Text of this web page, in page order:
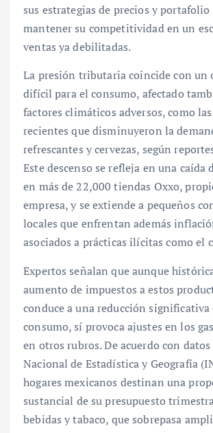
sus estrategias de precios y portafolio
mantener su competitividad en un
ventas ya debilitadas.
La presión tributaria coincide con un
difícil para el consumo, afectado
factores climáticos adversos, como
recientes que disminuyeron la
refrescantes y cervezas, según
Este descenso se refleja en una caída
en más de 22,000 tiendas Oxxo,
empresa, y se extiende a pequeños
locales que enfrentan además
asociados a prácticas ilícitas como el
Expertos señalan que aunque
aumento de impuestos a estos
conduce a una reducción significativa
consumo, sí provoca ajustes en los
en otros rubros. De acuerdo con
Nacional de Estadística y Geografía
hogares mexicanos destinan una
sustancial de su presupuesto
bebidas y tabaco, que sobrepasa